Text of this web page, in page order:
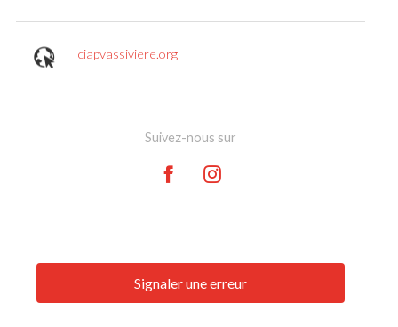
ciapvassiviere.org
Suivez-nous sur
Signaler une erreur